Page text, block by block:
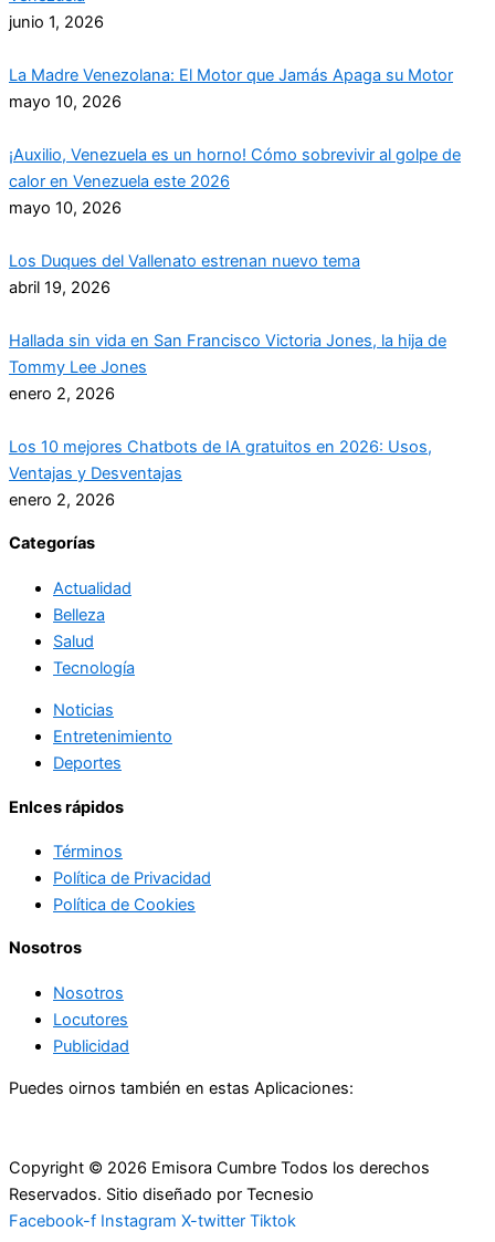
junio 1, 2026
La Madre Venezolana: El Motor que Jamás Apaga su Motor
mayo 10, 2026
¡Auxilio, Venezuela es un horno! Cómo sobrevivir al golpe de
calor en Venezuela este 2026
mayo 10, 2026
Los Duques del Vallenato estrenan nuevo tema
abril 19, 2026
Hallada sin vida en San Francisco Victoria Jones, la hija de
Tommy Lee Jones
enero 2, 2026
Los 10 mejores Chatbots de IA gratuitos en 2026: Usos,
Ventajas y Desventajas
enero 2, 2026
Categorías
Actualidad
Belleza
Salud
Tecnología
Noticias
Entretenimiento
Deportes
Enlces rápidos
Términos
Política de Privacidad
Política de Cookies
Nosotros
Nosotros
Locutores
Publicidad
Puedes oirnos también en estas Aplicaciones:
Copyright © 2026 Emisora Cumbre Todos los derechos
Reservados. Sitio diseñado por Tecnesio
Facebook-f Instagram X-twitter Tiktok